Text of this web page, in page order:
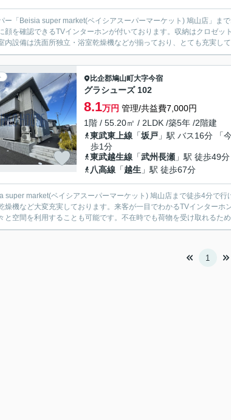
ー「Beisia super market(ベイシアスーパーマーケット) 鳩山店」ま
顔を確認できるTVインターホンが付いております。収納はクロゼ
内設備は洗面所独立・浴室乾燥機などが揃っており、とても充実し
比企郡鳩山町大字今宿
グラシューズ 102
8.1万円 管理/共益費7,000円
1階 / 55.20㎡ / 2LDK /築5年 /2階建
東武東上線 「坂戸 」駅 バス16分 「
歩1分
東武越生線 「武州長瀬 」駅 徒歩49分
八高線 「越生 」駅 徒歩67分
super market(ベイシアスーパーマーケット) 鳩山店まで徒歩4分で
燥機など大変充実しております。来客が一目でわかるTVインター
と空間を利用することも可能です。不在時でも荷物を受け取れるた
1